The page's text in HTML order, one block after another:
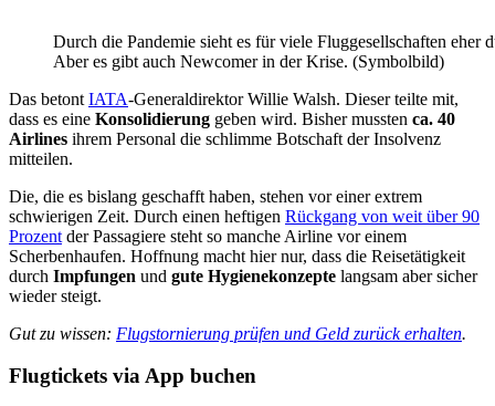
Durch die Pandemie sieht es für viele Fluggesellschaften eher
Aber es gibt auch Newcomer in der Krise. (Symbolbild)
Das betont IATA-Generaldirektor Willie Walsh. Dieser teilte mit,
dass es eine Konsolidierung geben wird. Bisher mussten ca. 40
Airlines ihrem Personal die schlimme Botschaft der Insolvenz
mitteilen.
Die, die es bislang geschafft haben, stehen vor einer extrem
schwierigen Zeit. Durch einen heftigen Rückgang von weit über 90
Prozent der Passagiere steht so manche Airline vor einem
Scherbenhaufen. Hoffnung macht hier nur, dass die Reisetätigkeit
durch Impfungen und gute Hygienekonzepte langsam aber sicher
wieder steigt.
Gut zu wissen: Flugstornierung prüfen und Geld zurück erhalten.
Flugtickets via App buchen